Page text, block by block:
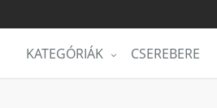
KATEGÓRIÁK CSEREBERE